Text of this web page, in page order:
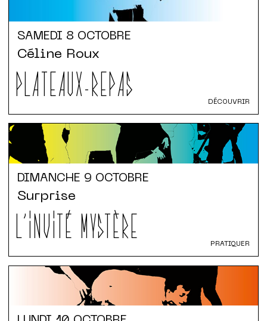
SAMEDI 8 OCTOBRE
PLATEAUX-REPAS
Céline Roux
DÉCOUVRIR
DIMANCHE 9 OCTOBRE
L'INVITÉ MYSTÈRE
Surprise
PRATIQUER